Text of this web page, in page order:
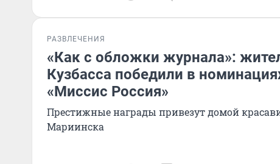
РАЗВЛЕЧЕНИЯ
«Как с обложки журнала»:
Кузбасса победили в
«Миссис Россия»
Престижные награды привезут домой
Мариинска